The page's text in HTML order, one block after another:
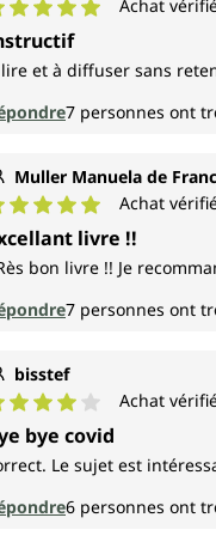
moyenne de 5 sur 5
Achat
et à diffuser sans
7 personnes ont
Muller Manuela de
moyenne de 5 sur 5
Achat
livre !!
bon livre !! Je
7 personnes ont
bisstef
moyenne de 4 sur 5
Achat
bye covid
Le sujet est
6 personnes ont